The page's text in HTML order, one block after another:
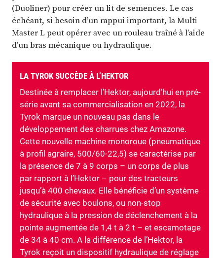
(Duoliner) pour créer un lit de semences. Le cas
échéant, si besoin d’un rappui important, la Multi
Master L peut opérer avec un rouleau traîné à l’aide
d’un bras mécanique ou hydraulique.
LA TYROK SUCCÈDE À L’HEKTOR
Destinée à remplacer l’Hektor, aujourd’hui en pré-
série avant sa commercialisation en 2022, la
Tyrok marque un nouveau pas dans le
développement des charrues chez Amazone.
Cette nouvelle machine monoroue (pneumatique
à profil agraire, 500/60-22,5) se caractérise par
la présence de 7 à 9 corps – un corps de plus
par rapport à l’Hektor – pour des tracteurs
jusqu’à 400 chevaux. Elle bénéficie d’un système
de sécurité avec boulons, ou non-stop
hydraulique à la pression de déclenchement à la
pointe augmentée de 1,4 t à 2 t – et escamotage
de 34 à 40 cm. A la différence de l’Hektor, la
Tyrok reçoit un dispositif hydraulique de réglage